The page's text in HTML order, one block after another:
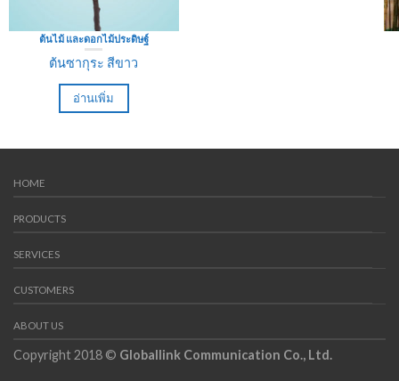
ต้นไม้ และดอกไม้ประดิษฐ์
ต้นซากุระ สีขาว
อ่านเพิ่ม
HOME
PRODUCTS
SERVICES
CUSTOMERS
ABOUT US
Copyright 2018 © Globallink Communication Co., Ltd.